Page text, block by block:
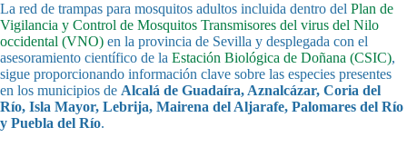
La red de trampas para mosquitos adultos incluida dentro del Plan de
Vigilancia y Control de Mosquitos Transmisores del virus del Nilo
occidental (VNO) en la provincia de Sevilla y desplegada con el
asesoramiento científico de la Estación Biológica de Doñana (CSIC),
sigue proporcionando información clave sobre las especies presentes
en los municipios de Alcalá de Guadaíra, Aznalcázar, Coria del
Río, Isla Mayor, Lebrija, Mairena del Aljarafe, Palomares del Río
y Puebla del Río.